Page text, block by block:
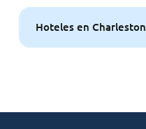
Hoteles en Charleston